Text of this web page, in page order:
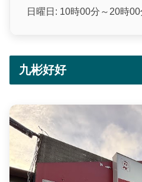
日曜日: 10時00分～20時00
九彬好好